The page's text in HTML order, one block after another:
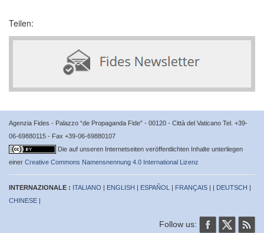
Teilen:
Agenzia Fides - Palazzo “de Propaganda Fide” - 00120 - Città del Vaticano Tel. +39-
06-69880115 - Fax +39-06-69880107
Die auf unseren Internetseiten veröffentlichten Inhalte unterliegen
einer Creative Commons Namensnennung 4.0 International Lizenz
INTERNAZIONALE : ITALIANO | ENGLISH | ESPAÑOL | FRANÇAIS | | DEUTSCH |
CHINESE |
Follow us: